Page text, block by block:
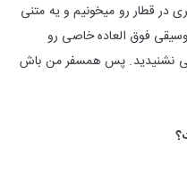
در قطار رو میخونیم و یه متنی
و موسیقی فوق العاده خاصی رو
نشنیدید. پس همسفر من باش